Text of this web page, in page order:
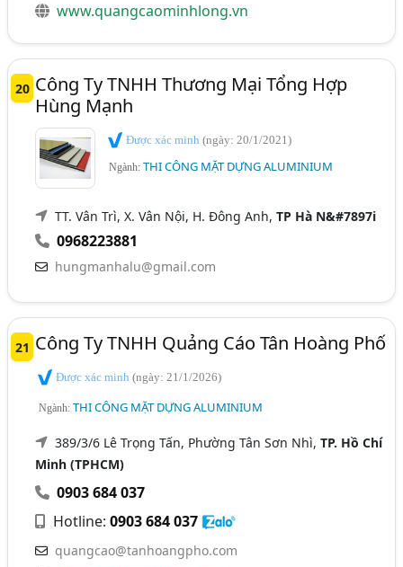
www.quangcaominhlong.vn
20 Công Ty TNHH Thương Mại Tổng Hợp
Hùng Mạnh
Được xác minh(ngày: 20/1/2021)
Ngành:THI CÔNG MẶT DỰNG ALUMINIUM
TT. Vân Trì, X. Vân Nội, H. Đông Anh,TP Hà N&#7897i
0968223881
hungmanhalu@gmail.com
21 Công Ty TNHH Quảng Cáo Tân Hoàng Phố
Được xác minh(ngày: 21/1/2026)
Ngành:THI CÔNG MẶT DỰNG ALUMINIUM
389/3/6 Lê Trọng Tấn, Phường Tân Sơn Nhì,TP. Hồ Chí
Minh (TPHCM)
0903 684 037
Hotline:0903 684 037
quangcao@tanhoangpho.com